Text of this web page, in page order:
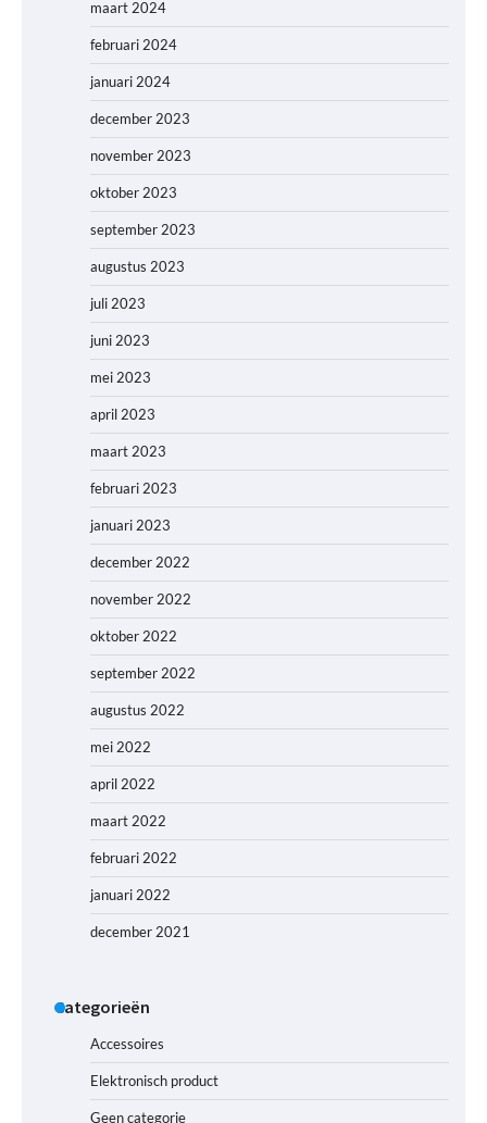
maart 2024
februari 2024
januari 2024
december 2023
november 2023
oktober 2023
september 2023
augustus 2023
juli 2023
juni 2023
mei 2023
april 2023
maart 2023
februari 2023
januari 2023
december 2022
november 2022
oktober 2022
september 2022
augustus 2022
mei 2022
april 2022
maart 2022
februari 2022
januari 2022
december 2021
Categorieën
Accessoires
Elektronisch product
Geen categorie